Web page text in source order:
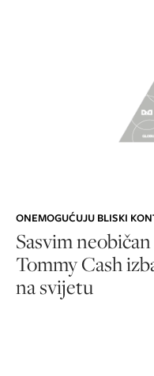
ONEMOGUĆUJU BLISKI
Sasvim
Tommy Cash
na svijetu